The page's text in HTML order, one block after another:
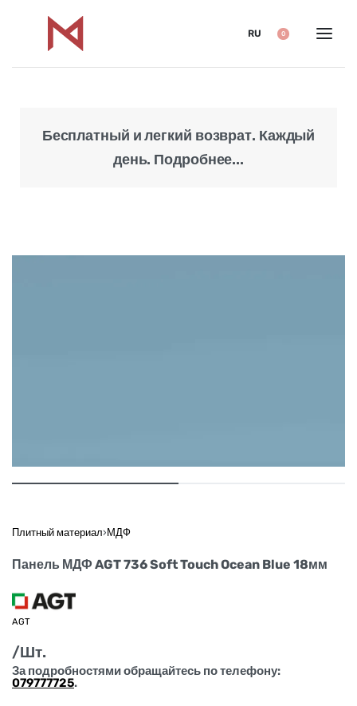
RU 0
Бесплатный и легкий возврат. Каждый
день. Подробнее...
Плитный материал› МДФ
Панель МДФ AGT 736 Soft Touch Ocean Blue 18мм
AGT
/Шт.
За подробностями обращайтесь по телефону:
079777725.